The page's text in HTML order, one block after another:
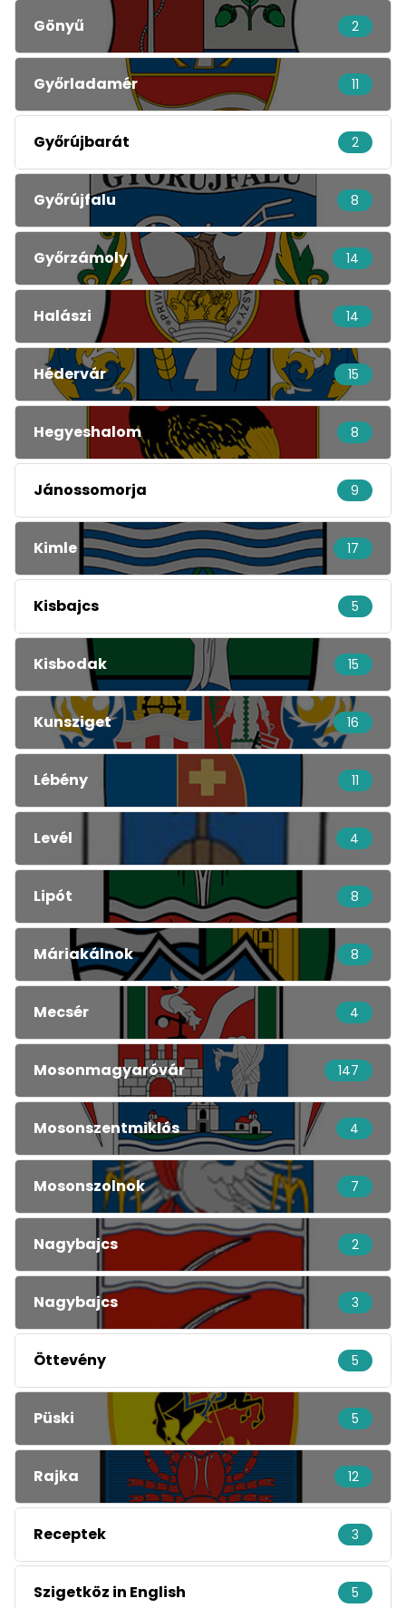
Gönyű 2
Győrladamér 11
Győrújbarát 2
Győrújfalu 8
Győrzámoly 14
Halászi 14
Hédervár 15
Hegyeshalom 8
Jánossomorja 9
Kimle 17
Kisbajcs 5
Kisbodak 15
Kunsziget 16
Lébény 11
Levél 4
Lipót 8
Máriakálnok 8
Mecsér 4
Mosonmagyaróvár 147
Mosonszentmiklós 4
Mosonszolnok 7
Nagybajcs 2
Nagybajcs 3
Öttevény 5
Püski 5
Rajka 12
Receptek 3
Szigetköz in English 5